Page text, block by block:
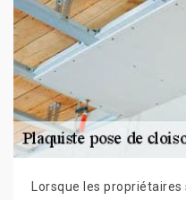
Lorsque les